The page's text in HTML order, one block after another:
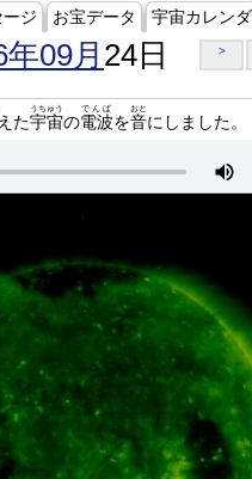
ジ お宝データ 宇宙カレン
09月 24日 >
えた宇宙
うちゅう
の電波
でんぱ
を音
おと
にしました。